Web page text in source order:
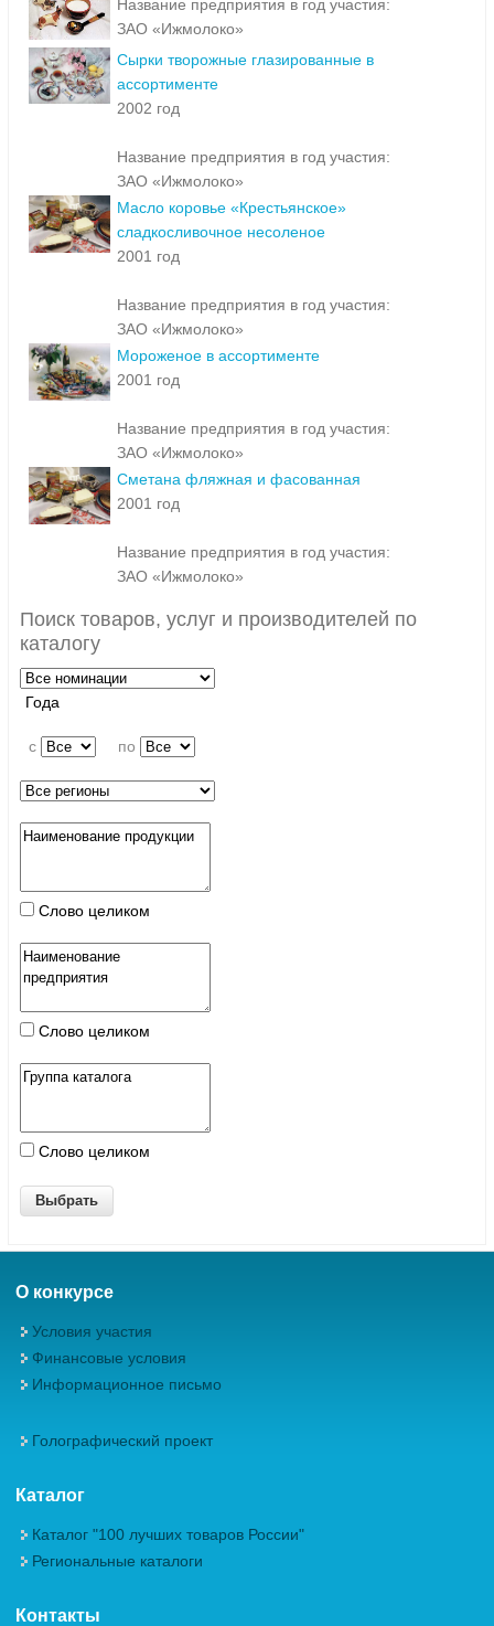
Название предприятия в год участия:
ЗАО «Ижмолоко»
Сырки творожные глазированные в
ассортименте
2002 год
Название предприятия в год участия:
ЗАО «Ижмолоко»
Масло коровье «Крестьянское»
сладкосливочное несоленое
2001 год
Название предприятия в год участия:
ЗАО «Ижмолоко»
Мороженое в ассортименте
2001 год
Название предприятия в год участия:
ЗАО «Ижмолоко»
Сметана фляжная и фасованная
2001 год
Название предприятия в год участия:
ЗАО «Ижмолоко»
Поиск товаров, услуг и производителей по
каталогу
Года
c по
Слово целиком
Слово целиком
Слово целиком
О конкурсе
Условия участия
Финансовые условия
Информационное письмо
Голографический проект
Каталог
Каталог "100 лучших товаров России"
Региональные каталоги
Контакты